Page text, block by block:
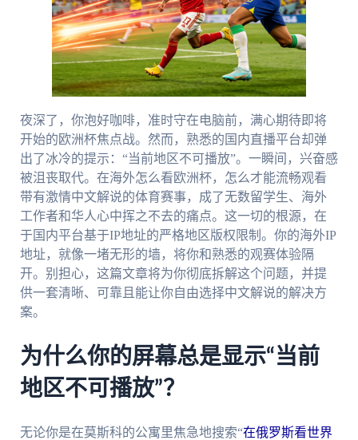
夜深了，你泡好咖啡，准时守在电脑前，满心期待即将
开始的欧洲杯焦点战。然而，熟悉的国内直播平台却弹
出了冰冷的提示：“当前地区不可播放”。一瞬间，兴奋感
被沮丧取代。在海外怎么看欧洲杯，怎么才能流畅观看
带有激情中文解说的体育赛事，成了无数留学生、海外
工作者和华人心中挥之不去的痛点。这一切的根源，在
于国内平台基于IP地址的严格地区版权限制。你的海外IP
地址，就像一堵无形的墙，将你和熟悉的观赛体验隔
开。别担心，这篇文章将为你彻底拆解这个问题，并提
供一套清晰、可靠且能让你自由选择中文解说的解决方
案。
为什么你的屏幕总是显示“当前
地区不可播放”？
无论你是在莫斯科的公寓里焦急地搜索“在俄罗斯看世界